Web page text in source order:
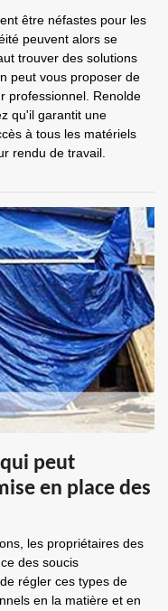
être néfastes pour les
peuvent alors se
trouver des solutions
peut vous proposer de
professionnel. Renolde
qu'il garantit une
à tous les matériels
rendu de travail.
peut
en place des
les propriétaires des
des soucis
régler ces types de
en la matière et en